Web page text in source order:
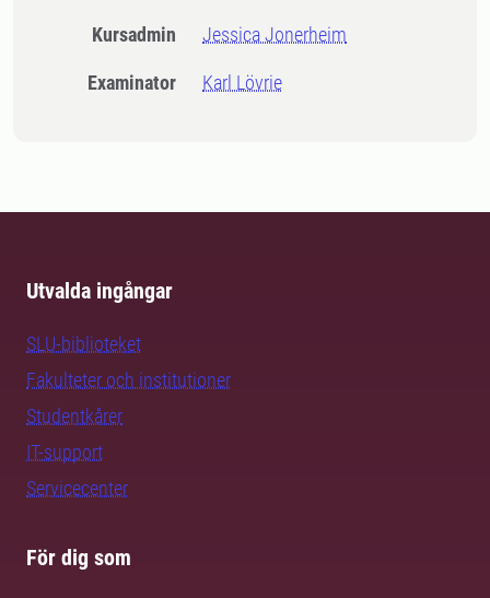
Kursadmin Jessica Jonerheim
Examinator Karl Lövrie
Utvalda ingångar
SLU-biblioteket
Fakulteter och institutioner
Studentkårer
IT-support
Servicecenter
För dig som